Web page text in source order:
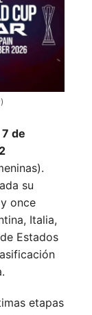
7 de
su
once
Italia,
Estados
etapas